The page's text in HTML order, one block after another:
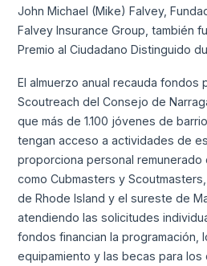
John Michael (Mike) Falvey,
Falvey Insurance Group, también
Premio al Ciudadano Distinguido
El almuerzo anual recauda fondos
Scoutreach del Consejo de
que más de 1.100 jóvenes de
tengan acceso a actividades de
proporciona personal
como Cubmasters y
de Rhode Island y el sureste de
atendiendo las solicitudes
fondos financian la programación,
equipamiento y las becas para los